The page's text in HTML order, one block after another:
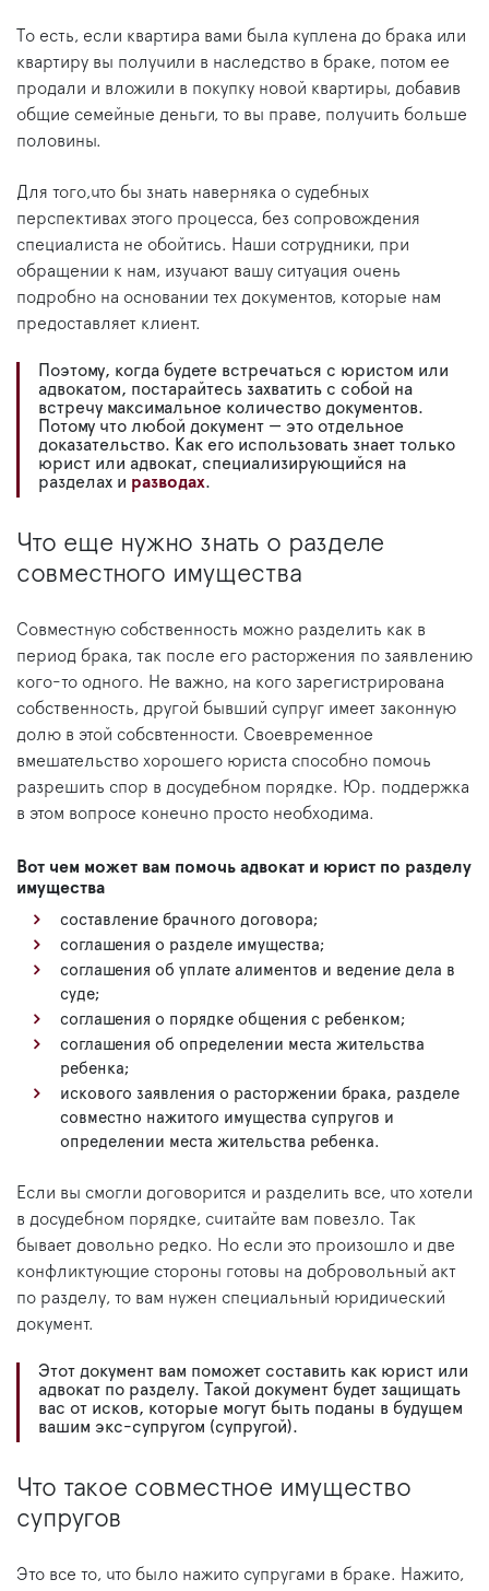
То есть, если квартира вами была куплена до брака или
квартиру вы получили в наследство в браке, потом ее
продали и вложили в покупку новой квартиры, добавив
общие семейные деньги, то вы праве, получить больше
половины.
Для того,что бы знать наверняка о судебных
перспективах этого процесса, без сопровождения
специалиста не обойтись. Наши сотрудники, при
обращении к нам, изучают вашу ситуация очень
подробно на основании тех документов, которые нам
предоставляет клиент.
Поэтому, когда будете встречаться с юристом или
адвокатом, постарайтесь захватить с собой на
встречу максимальное количество документов.
Потому что любой документ — это отдельное
доказательство. Как его использовать знает только
юрист или адвокат, специализирующийся на
разделах и разводах.
Что еще нужно знать о разделе
совместного имущества
Совместную собственность можно разделить как в
период брака, так после его расторжения по заявлению
кого-то одного. Не важно, на кого зарегистрирована
собственность, другой бывший супруг имеет законную
долю в этой собсвтенности. Своевременное
вмешательство хорошего юриста способно помочь
разрешить спор в досудебном порядке. Юр. поддержка
в этом вопросе конечно просто необходима.
Вот чем может вам помочь адвокат и юрист по разделу
имущества
составление брачного договора;
соглашения о разделе имущества;
соглашения об уплате алиментов и ведение дела в
суде;
соглашения о порядке общения с ребенком;
соглашения об определении места жительства
ребенка;
искового заявления о расторжении брака, разделе
совместно нажитого имущества супругов и
определении места жительства ребенка.
Если вы смогли договорится и разделить все, что хотели
в досудебном порядке, считайте вам повезло. Так
бывает довольно редко. Но если это произошло и две
конфликтующие стороны готовы на добровольный акт
по разделу, то вам нужен специальный юридический
документ.
Этот документ вам поможет составить как юрист или
адвокат по разделу. Такой документ будет защищать
вас от исков, которые могут быть поданы в будущем
вашим экс-супругом (супругой).
Что такое совместное имущество
супругов
Это все то, что было нажито супругами в браке. Нажито,